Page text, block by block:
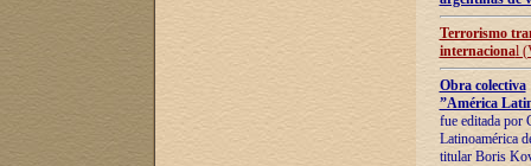
Terrorismo
internacional
Obra colectiva
”América
fue editada por
Latinoamérica
titular Boris